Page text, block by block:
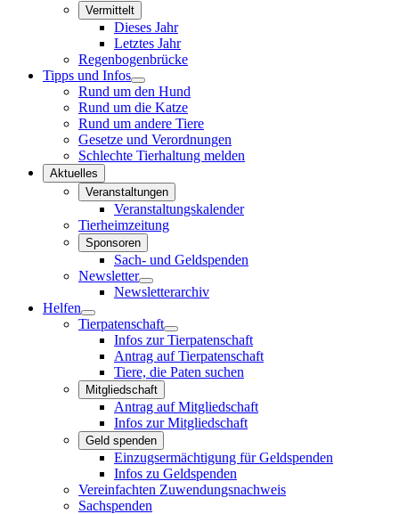
Vermittelt
Dieses Jahr
Letztes Jahr
Regenbogenbrücke
Tipps und Infos
Rund um den Hund
Rund um die Katze
Rund um andere Tiere
Gesetze und Verordnungen
Schlechte Tierhaltung melden
Aktuelles
Veranstaltungen
Veranstaltungskalender
Tierheimzeitung
Sponsoren
Sach- und Geldspenden
Newsletter
Newsletterarchiv
Helfen
Tierpatenschaft
Infos zur Tierpatenschaft
Antrag auf Tierpatenschaft
Tiere, die Paten suchen
Mitgliedschaft
Antrag auf Mitgliedschaft
Infos zur Mitgliedschaft
Geld spenden
Einzugsermächtigung für Geldspenden
Infos zu Geldspenden
Vereinfachten Zuwendungsnachweis
Sachspenden